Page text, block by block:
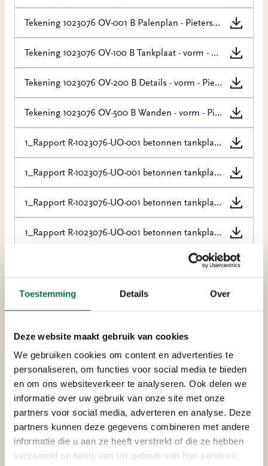
Toestemming Details Over
Deze website maakt gebruik van cookies
We gebruiken cookies om content en advertenties te
personaliseren, om functies voor social media te bieden
en om ons websiteverkeer te analyseren. Ook delen we
informatie over uw gebruik van onze site met onze
partners voor social media, adverteren en analyse. Deze
partners kunnen deze gegevens combineren met andere
informatie die u aan ze heeft verstrekt of die ze hebben
verzameld op basis van uw gebruik van hun services.
Tekening 1023076 OV-001 B Palenplan - Pieters Bouwtechniek - 15-11-2023
Tekening 1023076 OV-100 B Tankplaat - vorm - Pieters Bouwtechniek - 15-11-2023
Tekening 1023076 OV-200 B Details - vorm - Pieters Bouwtechniek - 15-11-2023
Tekening 1023076 OV-500 B Wanden - vorm - Pieters Bouwtechniek - 15-11-2023
1_Rapport R-1023076-UO-001 betonnen tankplaat + kadeconstructie - Pieters Bouwtech_geanonimiseerd (333-384)
1_Rapport R-1023076-UO-001 betonnen tankplaat + kadeconstructie - Pieters Bouwtech_geanonimiseerd (278-332)
1_Rapport R-1023076-UO-001 betonnen tankplaat + kadeconstructie - Pieters Bouwtech_geanonimiseerd (222-277)
1_Rapport R-1023076-UO-001 betonnen tankplaat + kadeconstructie - Pieters Bouwtech_geanonimiseerd (166-221)
1_Rapport R-1023076-UO-001 betonnen tankplaat + kadeconstructie - Pieters Bouwtech_geanonimiseerd (110-165)
1_Rapport R-1023076-UO-001 betonnen tankplaat + kadeconstructie - Pieters Bouwtech_geanonimiseerd (55-109)
Meer vergunningen uit Dordrecht
Ter inzage
Depot Connect International